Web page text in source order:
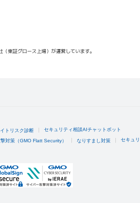
東証グロース上場）が運営しています。
トリスク診断 セキュリティ相談AIチャットボット
対策（GMO Flatt Security） なりすまし対策 セキュ